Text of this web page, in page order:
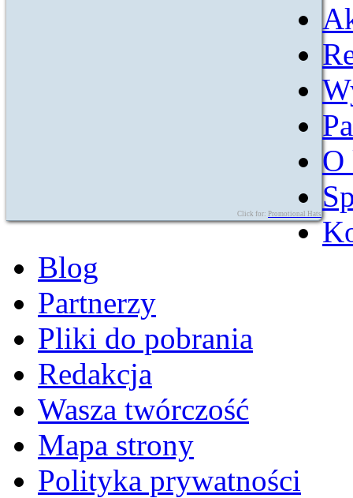
Click for: Promotional Hats
O
Blog
Partnerzy
Pliki do pobrania
Redakcja
Wasza twórczość
Mapa strony
Polityka prywatności